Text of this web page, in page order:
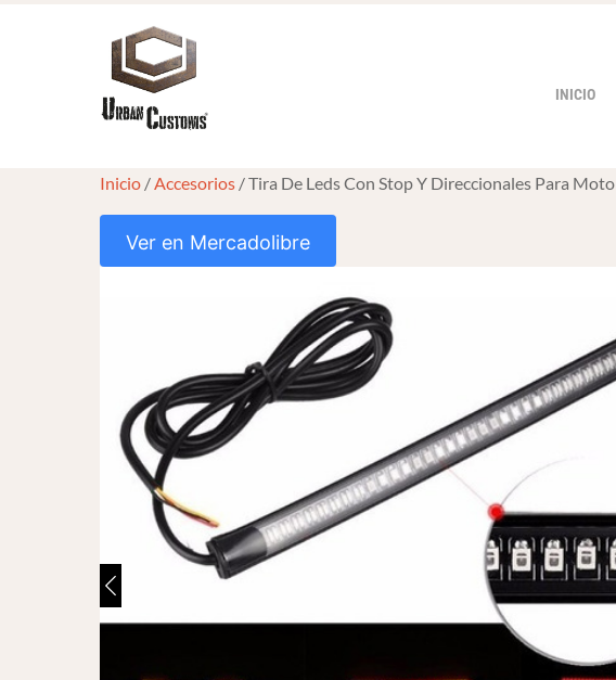
INICIO
Inicio /Accesorios / Tira De Leds Con Stop Y Direccionales Para Moto
Ver en Mercadolibre